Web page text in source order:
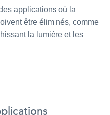
applications où la
être éliminés, comme
la lumière et les